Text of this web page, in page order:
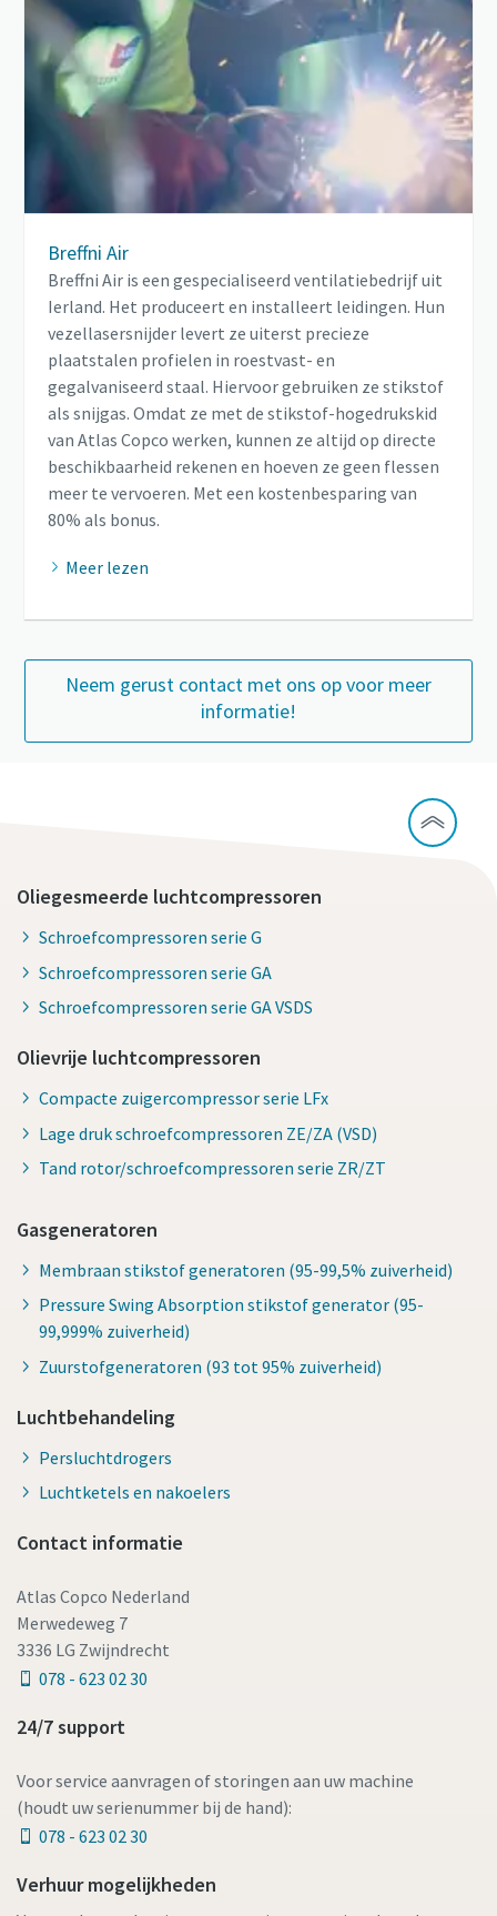
Breffni Air
Breffni Air is een gespecialiseerd ventilatiebedrijf uit
Ierland. Het produceert en installeert leidingen. Hun
vezellasersnijder levert ze uiterst precieze
plaatstalen profielen in roestvast- en
gegalvaniseerd staal. Hiervoor gebruiken ze stikstof
als snijgas. Omdat ze met de stikstof-hogedrukskid
van Atlas Copco werken, kunnen ze altijd op directe
beschikbaarheid rekenen en hoeven ze geen flessen
meer te vervoeren. Met een kostenbesparing van
80% als bonus.
Meer lezen
Neem gerust contact met ons op voor meer
informatie!
Oliegesmeerde luchtcompressoren
Schroefcompressoren serie G
Schroefcompressoren serie GA
Schroefcompressoren serie GA VSDS
Olievrije luchtcompressoren
Compacte zuigercompressor serie LFx
Lage druk schroefcompressoren ZE/ZA (VSD)
Tand rotor/schroefcompressoren serie ZR/ZT
Gasgeneratoren
Membraan stikstof generatoren (95-99,5% zuiverheid)
Pressure Swing Absorption stikstof generator (95-
99,999% zuiverheid)
Zuurstofgeneratoren (93 tot 95% zuiverheid)
Luchtbehandeling
Persluchtdrogers
Luchtketels en nakoelers
Contact informatie
Atlas Copco Nederland
Merwedeweg 7
3336 LG Zwijndrecht
078 - 623 02 30
24/7 support
Voor service aanvragen of storingen aan uw machine
(houdt uw serienummer bij de hand):
078 - 623 02 30
Verhuur mogelijkheden